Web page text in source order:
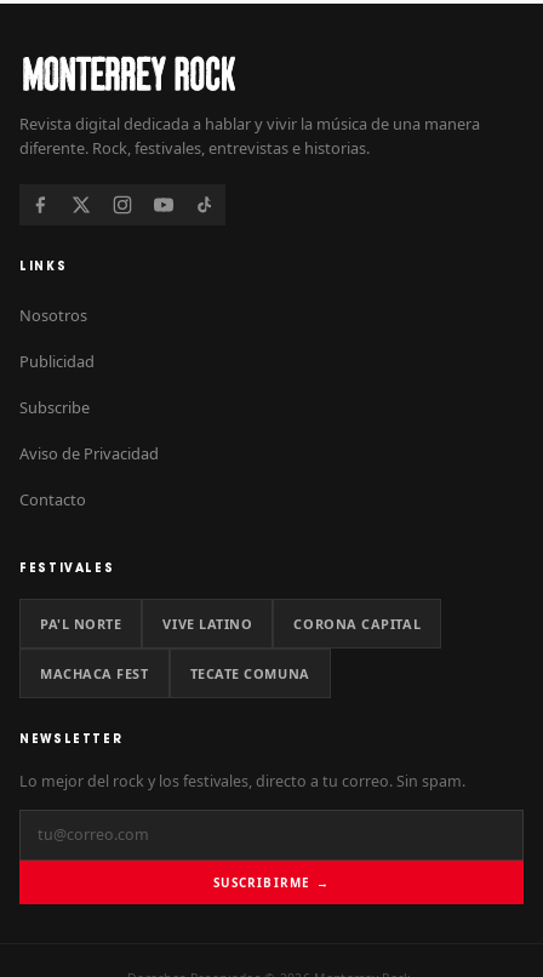
Revista digital dedicada a hablar y vivir la música de una manera
diferente. Rock, festivales, entrevistas e historias.
LINKS
Nosotros
Publicidad
Subscribe
Aviso de Privacidad
Contacto
FESTIVALES
PA'L NORTE VIVE LATINO CORONA CAPITAL
MACHACA FEST TECATE COMUNA
NEWSLETTER
Lo mejor del rock y los festivales, directo a tu correo. Sin spam.
SUSCRIBIRME →